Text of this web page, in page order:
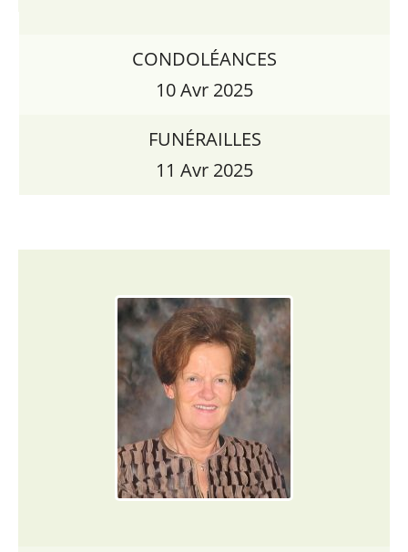
CONDOLÉANCES
10 Avr 2025
FUNÉRAILLES
11 Avr 2025